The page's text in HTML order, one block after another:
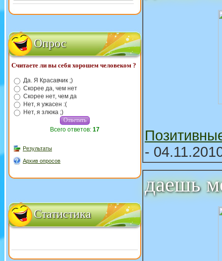
Опрос
Считаете ли вы себя хорошем человеком ?
Да. Я Красавчик ;)
Скорее да, чем нет
Скорее нет, чем да
Нет, я ужасен :(
Нет, я злюка ;)
Всего ответов: 17
Результаты
Архив опросов
Статистика
-
даешь